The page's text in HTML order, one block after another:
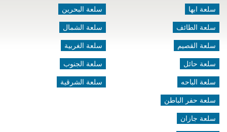
سلعة ابها
سلعة الطائف
سلعة القصيم
سلعة حائل
سلعة الباحه
سلعة حفر الباطن
سلعة جازان
سلعة البحرين
سلعة الشمال
سلعة الغربية
سلعة الجنوب
سلعة الشرقية